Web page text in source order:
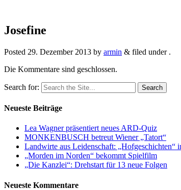
Josefine
Posted 29. Dezember 2013 by armin & filed under .
Die Kommentare sind geschlossen.
Search for:
Neueste Beiträge
Lea Wagner präsentiert neues ARD-Quiz
MONKENBUSCH betreut Wiener „Tatort“
Landwirte aus Leidenschaft: „Hofgeschichten“
„Morden im Norden“ bekommt Spielfilm
„Die Kanzlei“: Drehstart für 13 neue Folgen
Neueste Kommentare